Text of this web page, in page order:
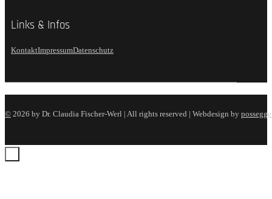
Links & Infos
KontaktImpressumDatenschutz
© 2026 by Dr. Claudia Fischer-Werl | All rights reserved | Webdesign by